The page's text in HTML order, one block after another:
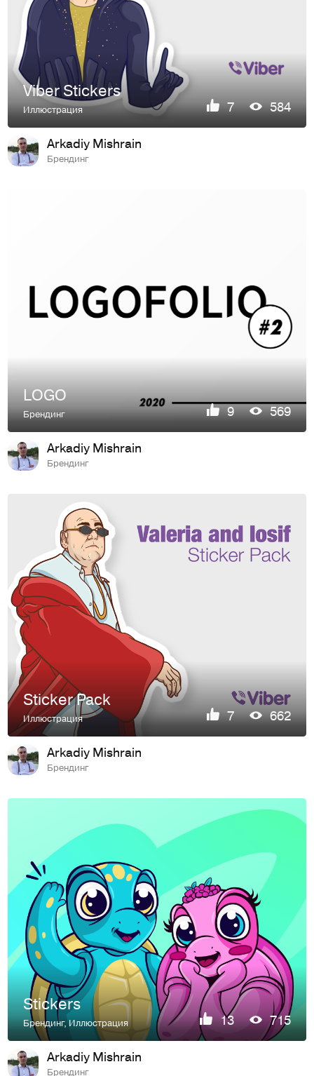
Viber Stickers
Иллюстрация 7 584
Arkadiy Mishrain
Брендинг
LOGO
Брендинг 9 569
Arkadiy Mishrain
Брендинг
Sticker Pack
Иллюстрация 7 662
Arkadiy Mishrain
Брендинг
Stickers
Брендинг,Иллюстрация 13 715
Arkadiy Mishrain
Брендинг